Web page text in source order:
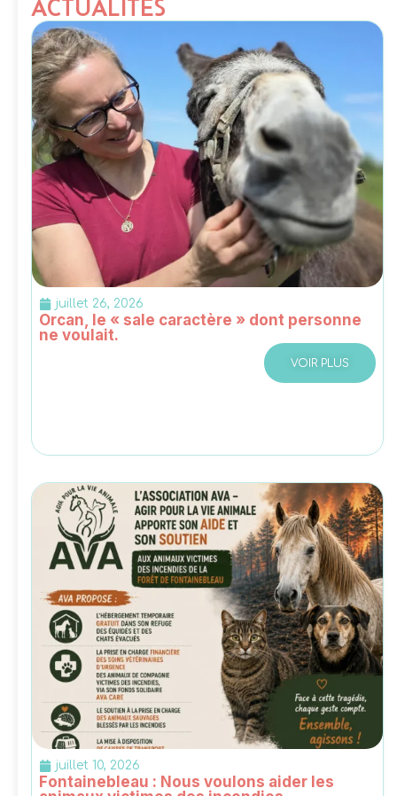
ACTUALITÉS
juillet 26, 2026
Orcan, le « sale caractère » dont personne
ne voulait.
VOIR PLUS
juillet 10, 2026
Fontainebleau : Nous voulons aider les